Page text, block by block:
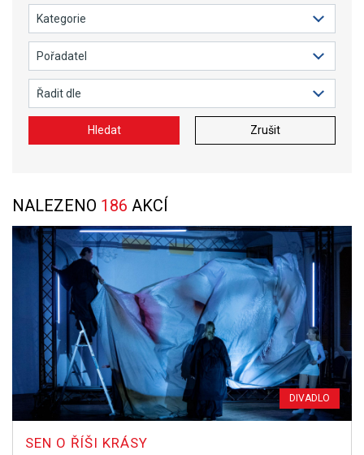
Hledat Zrušit
NALEZENO 186 AKCÍ
DIVADLO
SEN O ŘÍŠI KRÁSY